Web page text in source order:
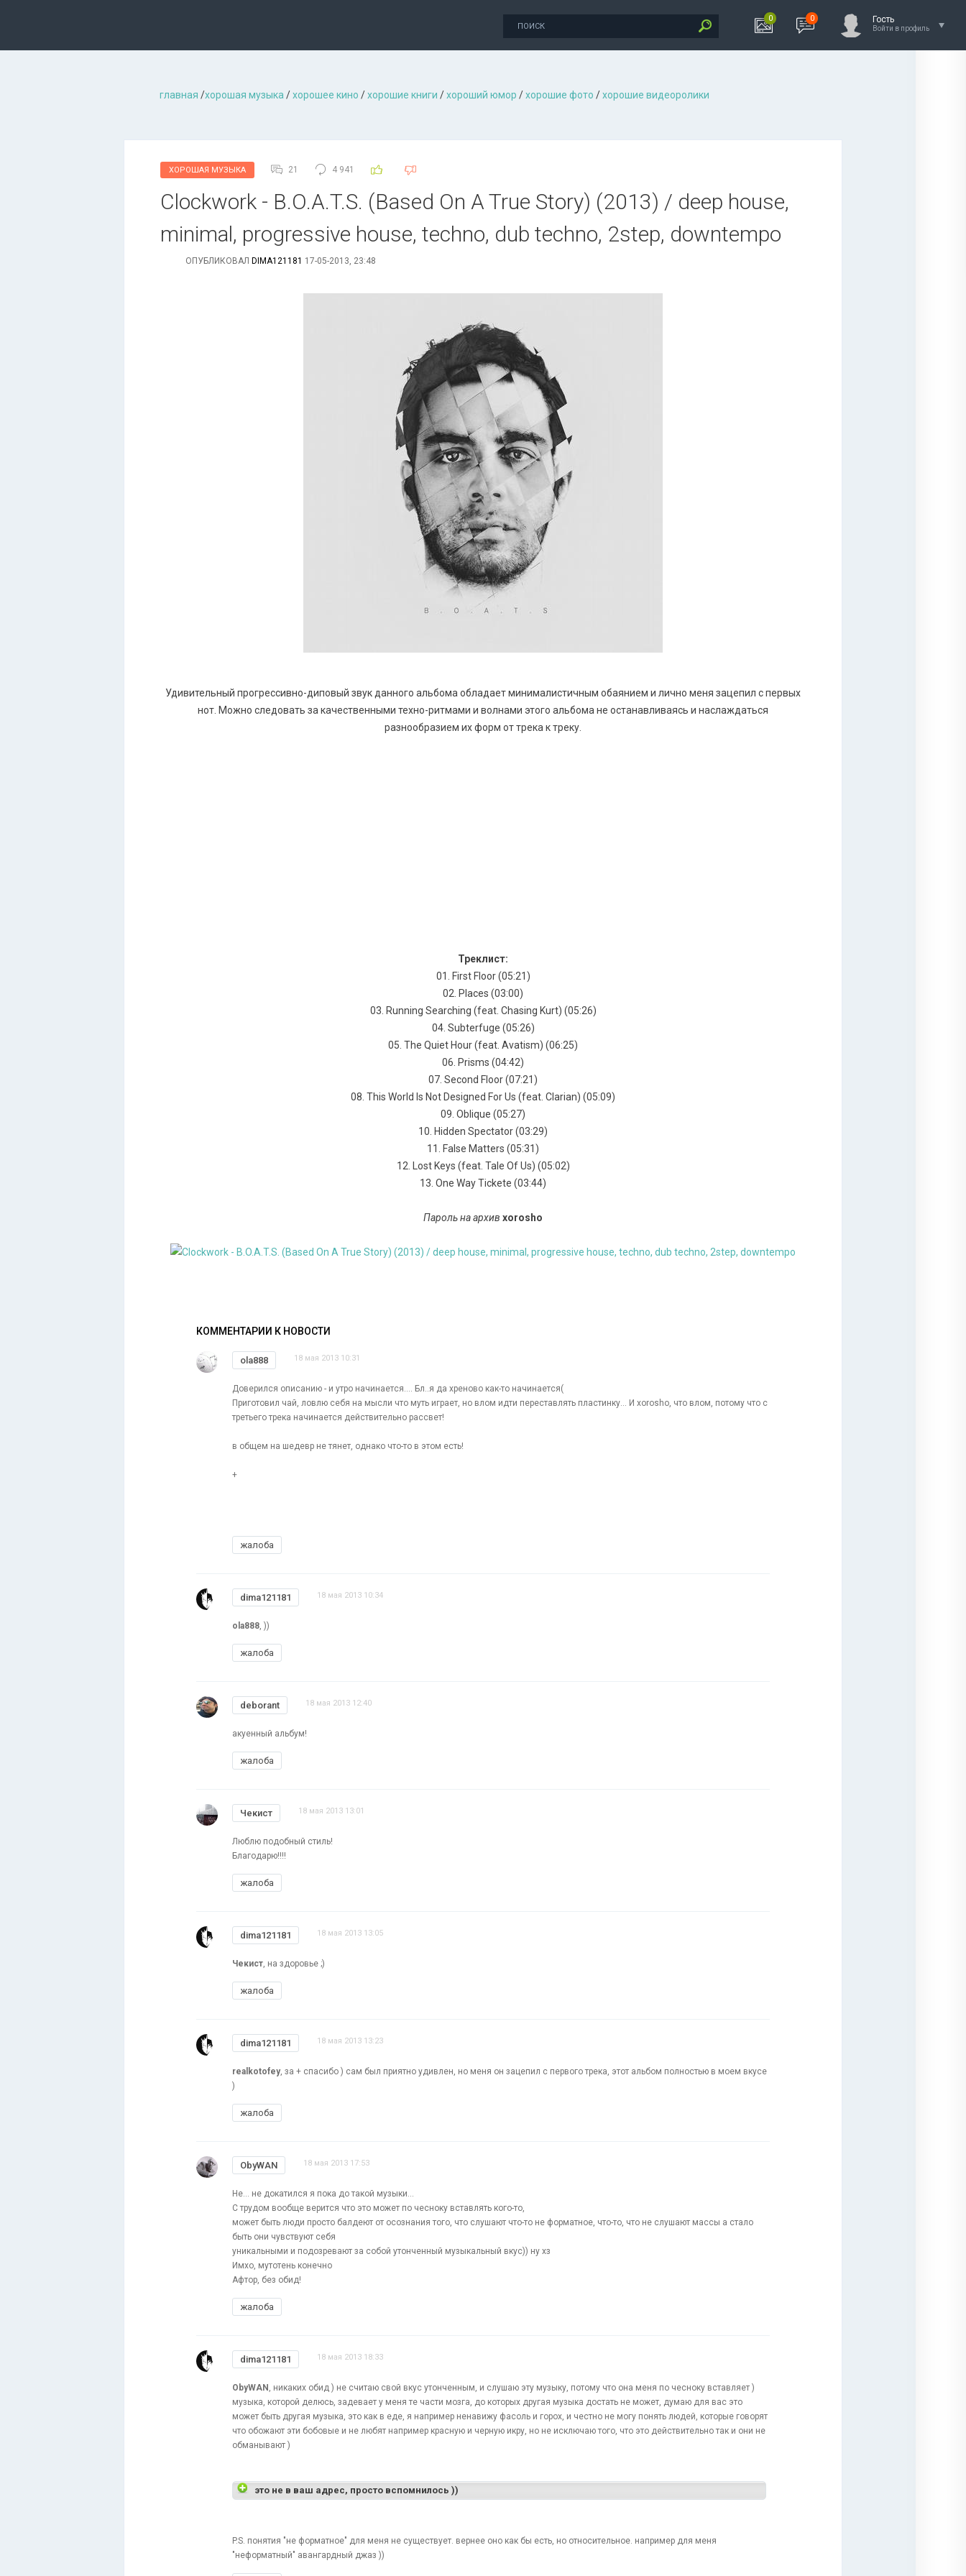
0 0 Гость
Войти в профиль
главная /хорошая музыкa /хорошее кино /хорошие книги /хороший юмор /хорошие фото /хорошие видеоролики
ХОРОШАЯ МУЗЫКА 21 4 941
Clockwork - B.O.A.T.S. (Based On A True Story) (2013) / deep house,
minimal, progressive house, techno, dub techno, 2step, downtempo
ОПУБЛИКОВАЛ DIMA121181 17-05-2013, 23:48
Удивительный прогрессивно-диповый звук данного альбома обладает минималистичным обаянием и лично меня зацепил с первых
нот. Можно следовать за качественными техно-ритмами и волнами этого альбома не останавливаясь и наслаждаться
разнообразием их форм от трека к треку.
Треклист:
01. First Floor (05:21)
02. Places (03:00)
03. Running Searching (feat. Chasing Kurt) (05:26)
04. Subterfuge (05:26)
05. The Quiet Hour (feat. Avatism) (06:25)
06. Prisms (04:42)
07. Second Floor (07:21)
08. This World Is Not Designed For Us (feat. Clarian) (05:09)
09. Oblique (05:27)
10. Hidden Spectator (03:29)
11. False Matters (05:31)
12. Lost Keys (feat. Tale Of Us) (05:02)
13. One Way Tickete (03:44)
Пароль на архив xorosho
КОММЕНТАРИИ К НОВОСТИ
ola888 18 мая 2013 10:31
Доверился описанию - и утро начинается.... Бл..я да хреново как-то начинается(
Приготовил чай, ловлю себя на мысли что муть играет, но влом идти переставлять пластинку... И хorosho, что влом, потому что с
третьего трека начинается действительно рассвет!
в общем на шедевр не тянет, однако что-то в этом есть!
+
жалоба
dima121181 18 мая 2013 10:34
ola888, ))
жалоба
deborant 18 мая 2013 12:40
акуенный альбум!
жалоба
Чекист 18 мая 2013 13:01
Люблю подобный стиль!
Благодарю!!!!
жалоба
dima121181 18 мая 2013 13:05
Чекист, на здоровье ;)
жалоба
dima121181 18 мая 2013 13:23
realkotofey, за + спасибо ) сам был приятно удивлен, но меня он зацепил с первого трека, этот альбом полностью в моем вкусе
)
жалоба
ObyWAN 18 мая 2013 17:53
Не... не докатился я пока до такой музыки...
С трудом вообще верится что это может по чесноку вставлять кого-то,
может быть люди просто балдеют от осознания того, что слушают что-то не форматное, что-то, что не слушают массы а стало
быть они чувствуют себя
уникальными и подозревают за собой утонченный музыкальный вкус)) ну хз
Имхо, мутотень конечно
Афтор, без обид!
жалоба
dima121181 18 мая 2013 18:33
ObyWAN , никаких обид ) не считаю свой вкус утонченным, и слушаю эту музыку, потому что она меня по чесноку вставляет )
музыка, которой делюсь, задевает у меня те части мозга, до которых другая музыка достать не может, думаю для вас это
может быть другая музыка, это как в еде, я например ненавижу фасоль и горох, и честно не могу понять людей, которые говорят
что обожают эти бобовые и не любят например красную и черную икру, но не исключаю того, что это действительно так и они не
обманывают )
это не в ваш адрес, просто вспомнилось ))
P.S. понятия "не форматное" для меня не существует. вернее оно как бы есть, но относительное. например для меня
"неформатный" авангардный джаз ))